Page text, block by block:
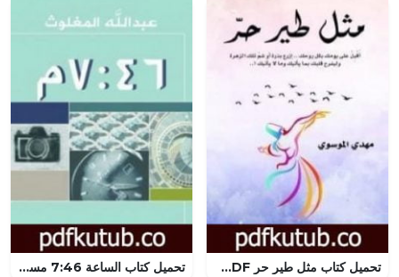
تحميل كتاب مثل طير حر PDF تأليف مهدي الموسوي مجانا [كامل] تحميل كتاب الساعة 7:46 مساءً PDF تأليف عبد الله المغلوث مجانا [كامل]